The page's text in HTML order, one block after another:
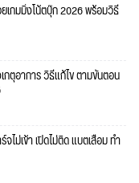
กมมิ่งโน้ตบุ๊ก 2026 พร้อมวิธี
ตุอาการ วิธีแก้ไข ตามขั้นตอน
ม่เข้า เปิดไม่ติด แบตเสื่อม ทำ